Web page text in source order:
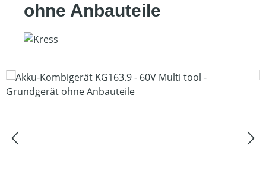
ohne Anbauteile
Bildergalerie überspringen